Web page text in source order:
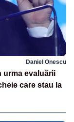
Daniel Onescu
urma evaluării
care stau la